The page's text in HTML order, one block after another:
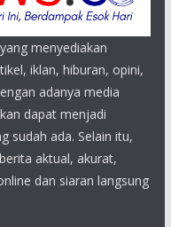
menyediakan
iklan, hiburan, opini,
adanya media
dapat menjadi
sudah ada. Selain itu,
aktual, akurat,
dan siaran langsung